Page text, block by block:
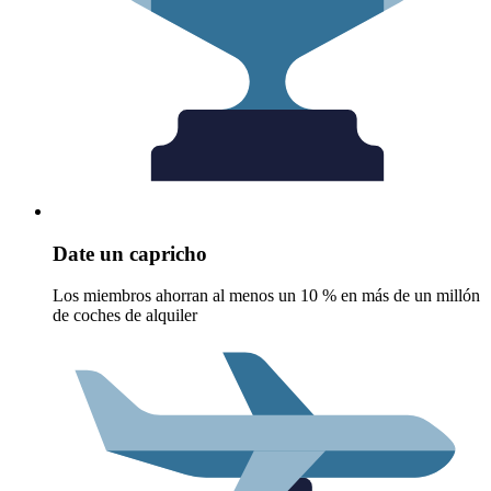
Date un capricho
Los miembros ahorran al menos un 10 % en más de un millón
de coches de alquiler